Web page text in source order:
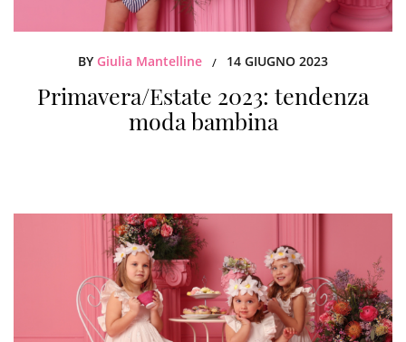
BY Giulia Mantelline / 14 GIUGNO 2023
Primavera/Estate 2023: tendenza
moda bambina